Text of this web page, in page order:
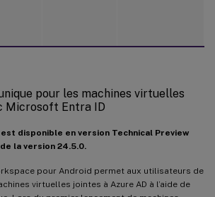
pour les machines virtuelles
Microsoft Entra ID
disponible en version Technical Preview
la version 24.5.0.
pour Android permet aux utilisateurs de
virtuelles jointes à Azure AD à l’aide de